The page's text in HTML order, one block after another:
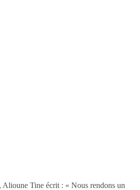
Alioune Tine écrit : « Nous rendons un